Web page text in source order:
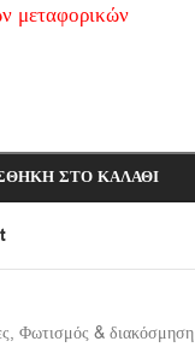
μεταφορικών
ΣΤΟ ΚΑΛΆΘΙ
, Φωτισμός & διακόσμηση